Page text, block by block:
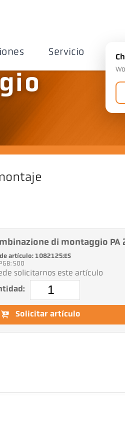
Servicio
di montaggio
artículo: 1082125:ES
500
solicitarnos este artículo
Solicitar artículo